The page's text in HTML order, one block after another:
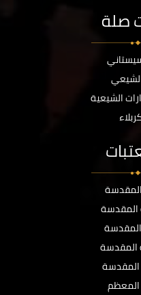
صلة
الشيعية
المقدسة
المقدسة
المقدسة
المقدسة
المقدسة